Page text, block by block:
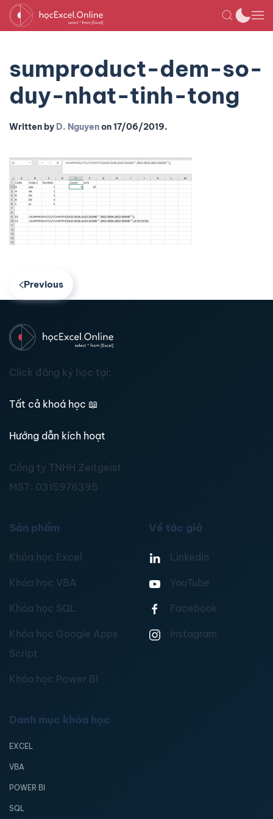
sumproduct-dem-so-
duy-nhat-tinh-tong
Written by D. Nguyenon17/06/2019.
Previous
Click đăng ký học tại:
Tất cả khoá học 📖
Hướng dẫn kích hoạt
Công ty TNHH Zeitgeist
MST: 0315976395
Sản phẩm
Khóa học Excel
Khóa học VBA
Khóa học SQL
Khóa học Google Apps
Script
Khóa học Power BI
Về tác giả
Linkedin
YouTube
Facebook
Instagram
Danh mục khóa học
EXCEL
VBA
POWER BI
SQL